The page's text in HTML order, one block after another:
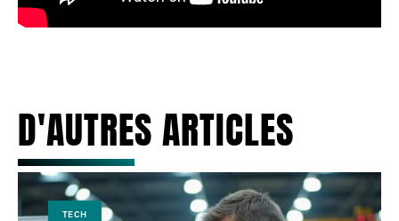
D'AUTRES ARTICLES
TECH